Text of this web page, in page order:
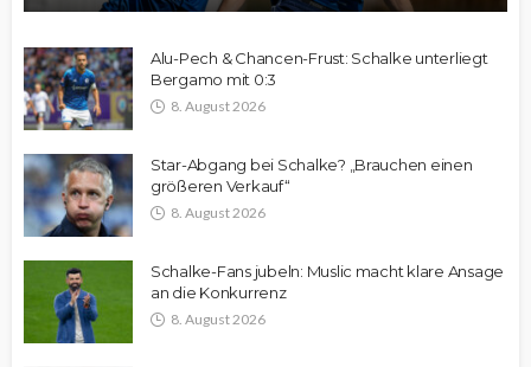
Alu-Pech & Chancen-Frust: Schalke unterliegt
Bergamo mit 0:3
8. August 2026
Star-Abgang bei Schalke? „Brauchen einen
größeren Verkauf“
8. August 2026
Schalke-Fans jubeln: Muslic macht klare Ansage
an die Konkurrenz
8. August 2026